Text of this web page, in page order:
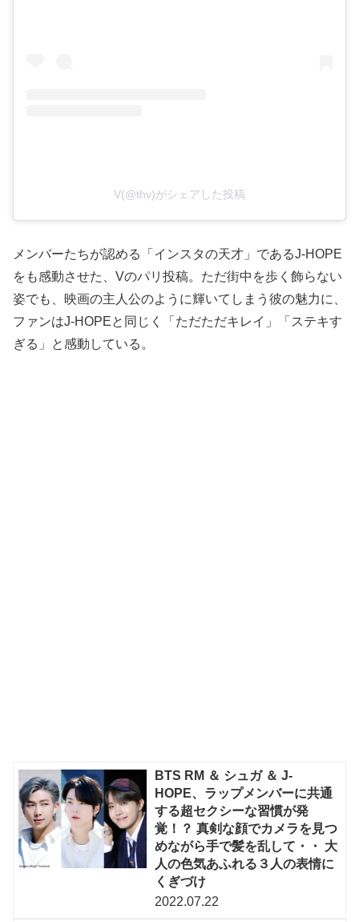
V(@thv)がシェアした投稿
メンバーたちが認める「インスタの天才」であるJ-HOPE
をも感動させた、Vのパリ投稿。ただ街中を歩く飾らない
姿でも、映画の主人公のように輝いてしまう彼の魅力に、
ファンはJ-HOPEと同じく「ただただキレイ」「ステキす
ぎる」と感動している。
BTS RM ＆ シュガ ＆ J-
HOPE、ラップメンバーに共通
する超セクシーな習慣が発
覚！？ 真剣な顔でカメラを見つ
めながら手で髪を乱して・・ 大
人の色気あふれる３人の表情に
くぎづけ
2022.07.22